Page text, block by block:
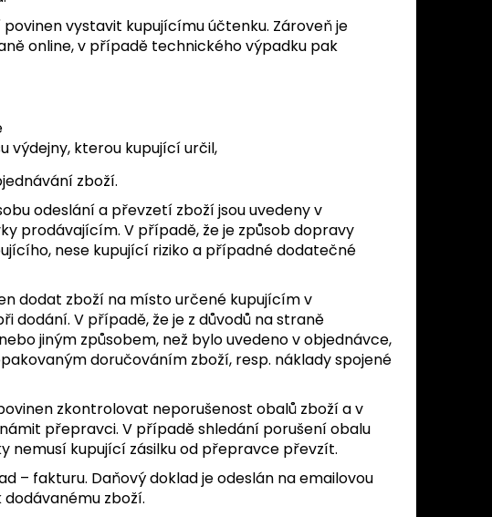
vystavit kupujícímu účtenku. Zároveň je
online, v případě technického výpadku pak
výdejny, kterou kupující určil,
zboží.
odeslání a převzetí zboží jsou uvedeny v
prodávajícím. V případě, že je způsob dopravy
nese kupující riziko a případné dodatečné
dodat zboží na místo určené kupujícím v
dodání. V případě, že je z důvodů na straně
jiným způsobem, než bylo uvedeno v objednávce,
doručováním zboží, resp. náklady spojené
zkontrolovat neporušenost obalů zboží a v
přepravci. V případě shledání porušení obalu
nemusí kupující zásilku od přepravce převzít.
– fakturu. Daňový doklad je odeslán na emailovou
zboží.